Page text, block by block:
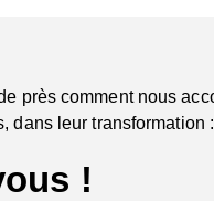
près comment nous
dans leur transformation :
!